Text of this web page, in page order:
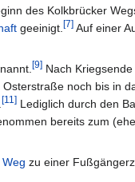
des Kolkbrücker
geeinigt. [7] Auf einer
[9] Nach
noch bis in
[11 ] Lediglich durch den
bereits zum
zu einer